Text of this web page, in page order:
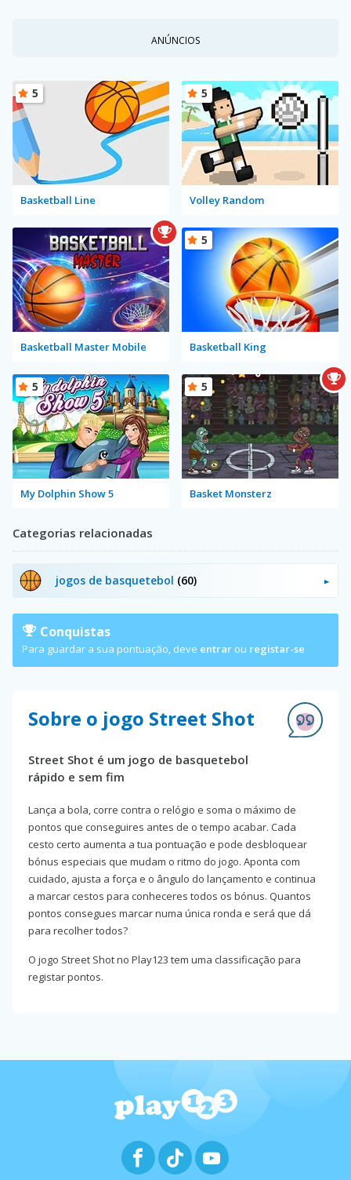
ANÚNCIOS
Basketball Line
5
Volley Random
5
Basketball Master Mobile Basketball King
5
My Dolphin Show 5
5
Basket Monsterz
5
Categorias relacionadas
jogos de basquetebol (60)
Conquistas
Para guardar a sua pontuação, deve entrar ou registar-se
Sobre o jogo Street Shot
Street Shot é um jogo de basquetebol
rápido e sem fim
Lança a bola, corre contra o relógio e soma o máximo de
pontos que conseguires antes de o tempo acabar. Cada
cesto certo aumenta a tua pontuação e pode desbloquear
bónus especiais que mudam o ritmo do jogo. Aponta com
cuidado, ajusta a força e o ângulo do lançamento e continua
a marcar cestos para conheceres todos os bónus. Quantos
pontos consegues marcar numa única ronda e será que dá
para recolher todos?
O jogo Street Shot no Play123 tem uma classificação para
registar pontos.